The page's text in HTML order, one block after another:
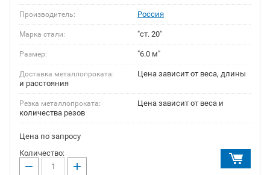
Производитель: Россия
Марка стали: "ст. 20"
Размер: "6.0 м"
Доставка металлопроката:
Цена зависит от веса, длины
и расстояния
Резка металлопроката:
Цена зависит от веса и
количества резов
Цена по запросу
Количество:
− +